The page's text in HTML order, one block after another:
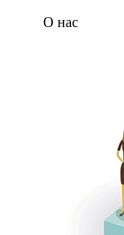
О нас